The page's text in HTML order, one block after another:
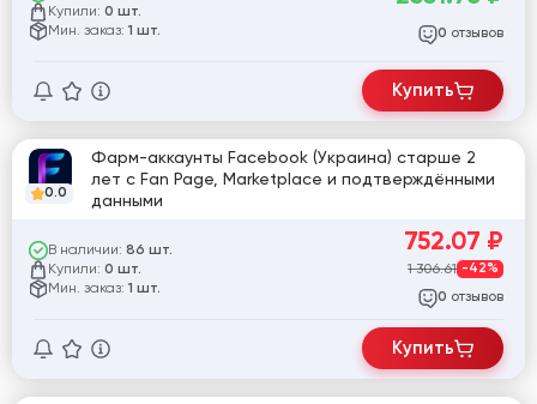
комплекте | №4
Купили: 0 шт.
Мин. заказ: 1 шт. 0 отзывов
Купить
0.0
Фарм-аккаунты Facebook (Украина) старше 2
лет с Fan Page, Marketplace и подтверждёнными
данными
В наличии: 86 шт.
Купили: 0 шт.
Мин. заказ: 1 шт.
752.07 ₽
1 306.61 -42%
0 отзывов
Купить